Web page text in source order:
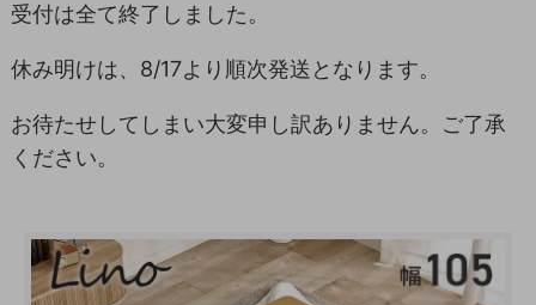
受付は全て終了しました。
休み明けは、8/17より順次発送となります。
お待たせしてしまい大変申し訳ありません。ご了承
ください。